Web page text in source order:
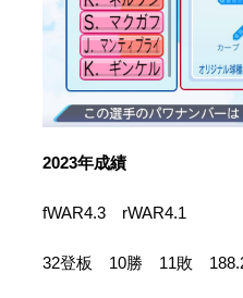
2023年成績
fWAR4.3 rWAR4.1
32登板 10勝 11敗